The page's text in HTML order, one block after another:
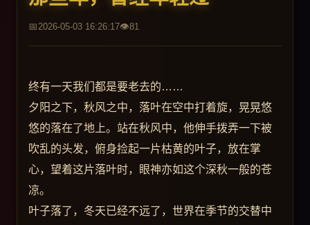
2026-05-03 16:26:17 81
终有一天我们都是要老去的……
夕阳之下，秋风之中，落叶在空中打着旋，晃晃悠
悠的落在了地上。站在秋风中，他伸手拨弄一下被
吹乱的头发，俯身捡起一片枯黄的叶子，放在掌
心，望着这片落叶时，眼神亦如这个深秋一般的苍
凉。
叶子落了，冬天已经不远了，世界在季节的交替中